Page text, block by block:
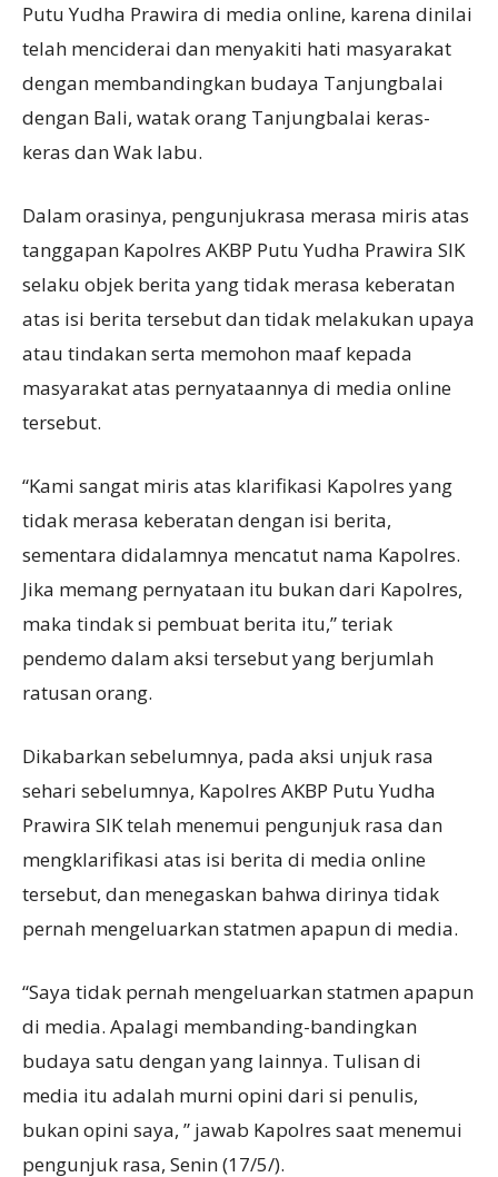
Putu Yudha Prawira di media online, karena dinilai
telah menciderai dan menyakiti hati masyarakat
dengan membandingkan budaya Tanjungbalai
dengan Bali, watak orang Tanjungbalai keras-
keras dan Wak labu.
Dalam orasinya, pengunjukrasa merasa miris atas
tanggapan Kapolres AKBP Putu Yudha Prawira SIK
selaku objek berita yang tidak merasa keberatan
atas isi berita tersebut dan tidak melakukan upaya
atau tindakan serta memohon maaf kepada
masyarakat atas pernyataannya di media online
tersebut.
“Kami sangat miris atas klarifikasi Kapolres yang
tidak merasa keberatan dengan isi berita,
sementara didalamnya mencatut nama Kapolres.
Jika memang pernyataan itu bukan dari Kapolres,
maka tindak si pembuat berita itu,” teriak
pendemo dalam aksi tersebut yang berjumlah
ratusan orang.
Dikabarkan sebelumnya, pada aksi unjuk rasa
sehari sebelumnya, Kapolres AKBP Putu Yudha
Prawira SIK telah menemui pengunjuk rasa dan
mengklarifikasi atas isi berita di media online
tersebut, dan menegaskan bahwa dirinya tidak
pernah mengeluarkan statmen apapun di media.
“Saya tidak pernah mengeluarkan statmen apapun
di media. Apalagi membanding-bandingkan
budaya satu dengan yang lainnya. Tulisan di
media itu adalah murni opini dari si penulis,
bukan opini saya, ” jawab Kapolres saat menemui
pengunjuk rasa, Senin (17/5/).